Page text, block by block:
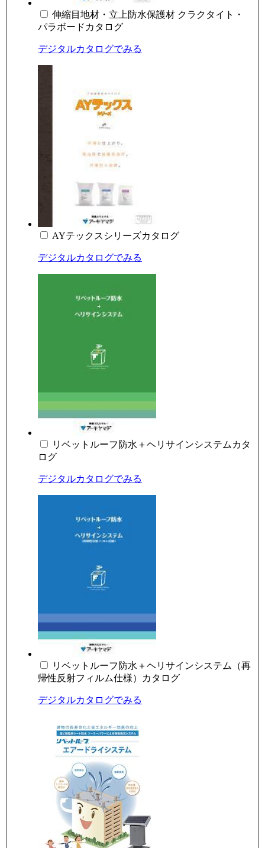
伸縮目地材・立上防水保護材 クラクタイト・
パラボードカタログ
デジタルカタログでみる
AYテックスシリーズカタログ
デジタルカタログでみる
リベットルーフ防水＋ヘリサインシステムカタ
ログ
デジタルカタログでみる
リベットルーフ防水＋ヘリサインシステム（再
帰性反射フィルム仕様）カタログ
デジタルカタログでみる